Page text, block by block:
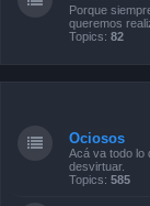
Porque
queremos
Topics: 82
Ociosos
Acá va todo lo
desvirtuar.
Topics: 585